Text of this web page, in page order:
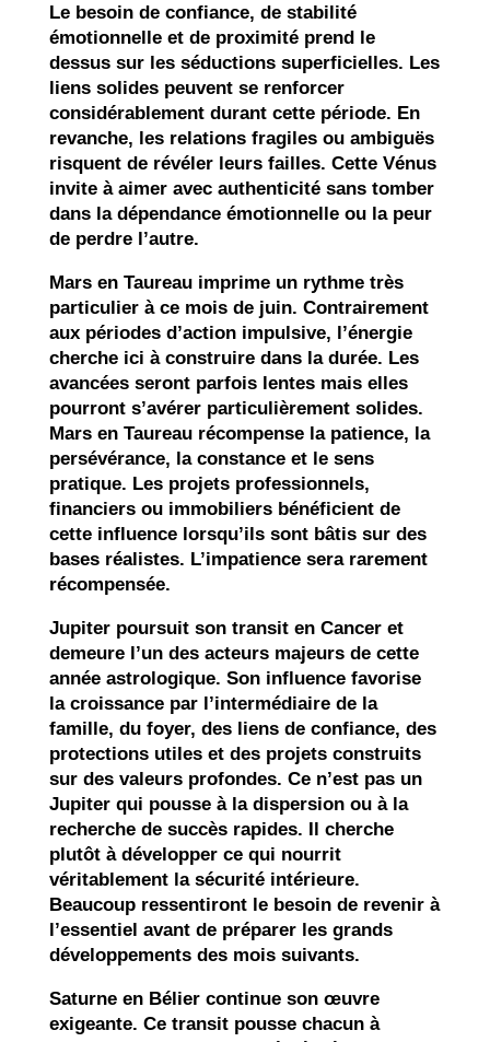
Le besoin de confiance, de stabilité
émotionnelle et de proximité prend le
dessus sur les séductions superficielles. Les
liens solides peuvent se renforcer
considérablement durant cette période. En
revanche, les relations fragiles ou ambiguës
risquent de révéler leurs failles. Cette Vénus
invite à aimer avec authenticité sans tomber
dans la dépendance émotionnelle ou la peur
de perdre l’autre.
Mars en Taureau imprime un rythme très
particulier à ce mois de juin. Contrairement
aux périodes d’action impulsive, l’énergie
cherche ici à construire dans la durée. Les
avancées seront parfois lentes mais elles
pourront s’avérer particulièrement solides.
Mars en Taureau récompense la patience, la
persévérance, la constance et le sens
pratique. Les projets professionnels,
financiers ou immobiliers bénéficient de
cette influence lorsqu’ils sont bâtis sur des
bases réalistes. L’impatience sera rarement
récompensée.
Jupiter poursuit son transit en Cancer et
demeure l’un des acteurs majeurs de cette
année astrologique. Son influence favorise
la croissance par l’intermédiaire de la
famille, du foyer, des liens de confiance, des
protections utiles et des projets construits
sur des valeurs profondes. Ce n’est pas un
Jupiter qui pousse à la dispersion ou à la
recherche de succès rapides. Il cherche
plutôt à développer ce qui nourrit
véritablement la sécurité intérieure.
Beaucoup ressentiront le besoin de revenir à
l’essentiel avant de préparer les grands
développements des mois suivants.
Saturne en Bélier continue son œuvre
exigeante. Ce transit pousse chacun à